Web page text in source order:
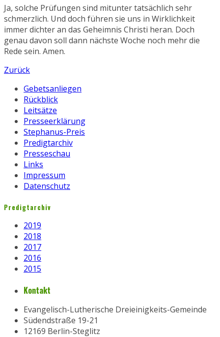
Ja, solche Prüfungen sind mitunter tatsächlich sehr
schmerzlich. Und doch führen sie uns in Wirklichkeit
immer dichter an das Geheimnis Christi heran. Doch
genau davon soll dann nächste Woche noch mehr die
Rede sein. Amen.
Zurück
Gebetsanliegen
Rückblick
Leitsätze
Presseerklärung
Stephanus-Preis
Predigtarchiv
Presseschau
Links
Impressum
Datenschutz
Predigtarchiv
2019
2018
2017
2016
2015
Kontakt
Evangelisch-Lutherische Dreieinigkeits-Gemeinde
Südendstraße 19-21
12169 Berlin-Steglitz